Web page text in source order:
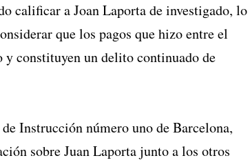
calificar a Joan Laporta de investigado, lo
que los pagos que hizo entre el
constituyen un delito continuado de
Instrucción número uno de Barcelona,
sobre Juan Laporta junto a los otros